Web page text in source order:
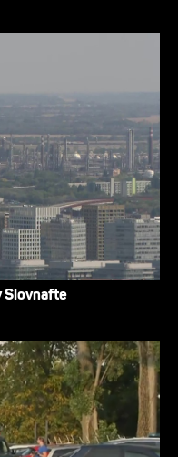
Slovnafte